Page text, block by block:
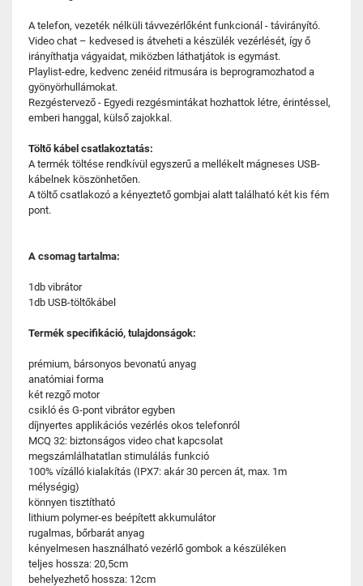
A telefon, vezeték nélküli távvezérlőként funkcionál - távirányító.
Video chat – kedvesed is átveheti a készülék vezérlését, így ő
irányíthatja vágyaidat, miközben láthatjátok is egymást.
Playlist-edre, kedvenc zenéid ritmusára is beprogramozhatod a
gyönyörhullámokat.
Rezgéstervező - Egyedi rezgésmintákat hozhattok létre, érintéssel,
emberi hanggal, külső zajokkal.
Töltő kábel csatlakoztatás:
A termék töltése rendkívül egyszerű a mellékelt mágneses USB-
kábelnek köszönhetően.
A töltő csatlakozó a kényeztető gombjai alatt található két kis fém
pont.
A csomag tartalma:
1db vibrátor
1db USB-töltőkábel
Termék specifikáció, tulajdonságok:
prémium, bársonyos bevonatú anyag
anatómiai forma
két rezgő motor
csikló és G-pont vibrátor egyben
díjnyertes applikációs vezérlés okos telefonról
MCQ 32: biztonságos video chat kapcsolat
megszámlálhatatlan stimulálás funkció
100% vízálló kialakítás (IPX7: akár 30 percen át, max. 1m
mélységig)
könnyen tisztítható
lithium polymer-es beépített akkumulátor
rugalmas, bőrbarát anyag
kényelmesen használható vezérlő gombok a készüléken
teljes hossza: 20,5cm
behelyezhető hossza: 12cm